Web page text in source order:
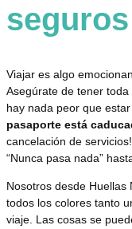
Viajar es algo
Asegúrate de tener
hay nada peor que
pasaporte está
cancelación de
“Nunca pasa nada”
Nosotros desde
todos los colores tanto
viaje. Las cosas se